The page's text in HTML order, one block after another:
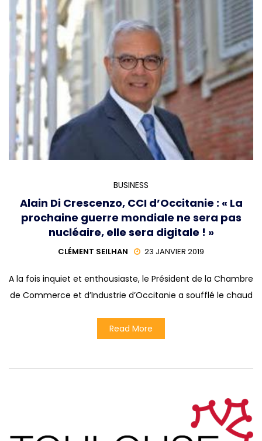
BUSINESS
Alain Di Crescenzo, CCI d’Occitanie : « La
prochaine guerre mondiale ne sera pas
nucléaire, elle sera digitale ! »
CLÉMENT SEILHAN 23 JANVIER 2019
A la fois inquiet et enthousiaste, le Président de la Chambre
de Commerce et d’Industrie d’Occitanie a soufflé le chaud
Read More